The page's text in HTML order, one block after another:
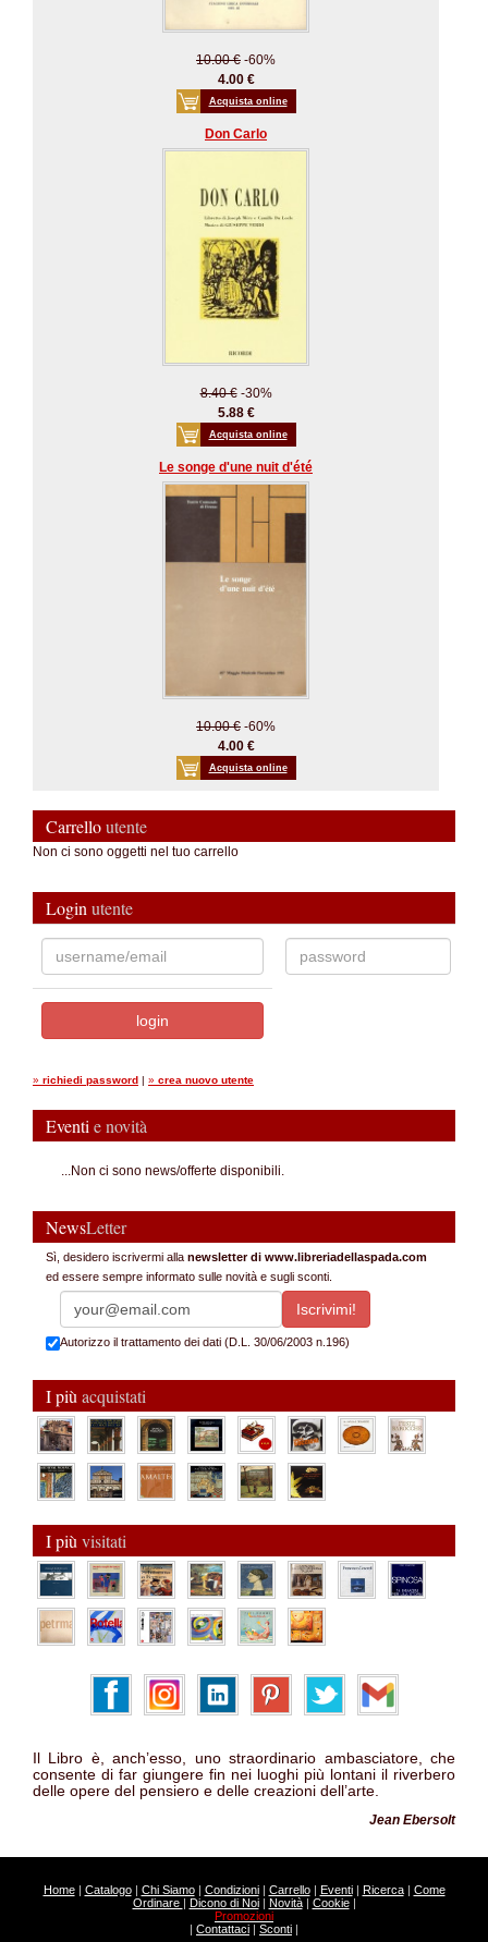
10.00 € -60%
4.00 €
Acquista online
Don Carlo
8.40 €-30%
5.88 €
Acquista online
Le songe d'une nuit d'été
10.00 € -60%
4.00 €
Acquista online
Carrelloutente
Non ci sono oggetti nel tuo carrello
Login utente
» richiedi password | » crea nuovo utente
Eventi e novità
...Non ci sono news/offerte disponibili.
NewsLetter
Sì, desidero iscrivermi alla newsletter di www.libreriadellaspada.com
ed essere sempre informato sulle novità e sugli sconti.
Autorizzo il trattamento dei dati (D.L. 30/06/2003 n.196)
I più acquistati
I più visitati
Il Libro è, anch’esso, uno straordinario ambasciatore, che
consente di far giungere fin nei luoghi più lontani il riverbero
delle opere del pensiero e delle creazioni dell’arte.
Jean Ebersolt
Home| Catalogo| Chi Siamo| Condizioni| Carrello| Eventi| Ricerca| Come
Ordinare | Dicono di Noi| Novità| Cookie|
Promozioni
| Contattaci | Sconti |